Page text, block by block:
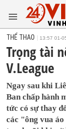
THỂ THAO 13:57 01-
Trọng tài
V.League
Ngay sau khi
Ban chấp hành
tức có sự thay
các "ông vua